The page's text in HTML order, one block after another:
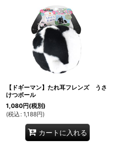
【ドギーマン】たれ耳フレンズ うさ
けつボール
1,080円(税別)
(税込 : 1,188円)
カートに入れる